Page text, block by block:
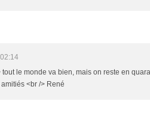
tout le monde va bien, mais on reste en
<br /> René